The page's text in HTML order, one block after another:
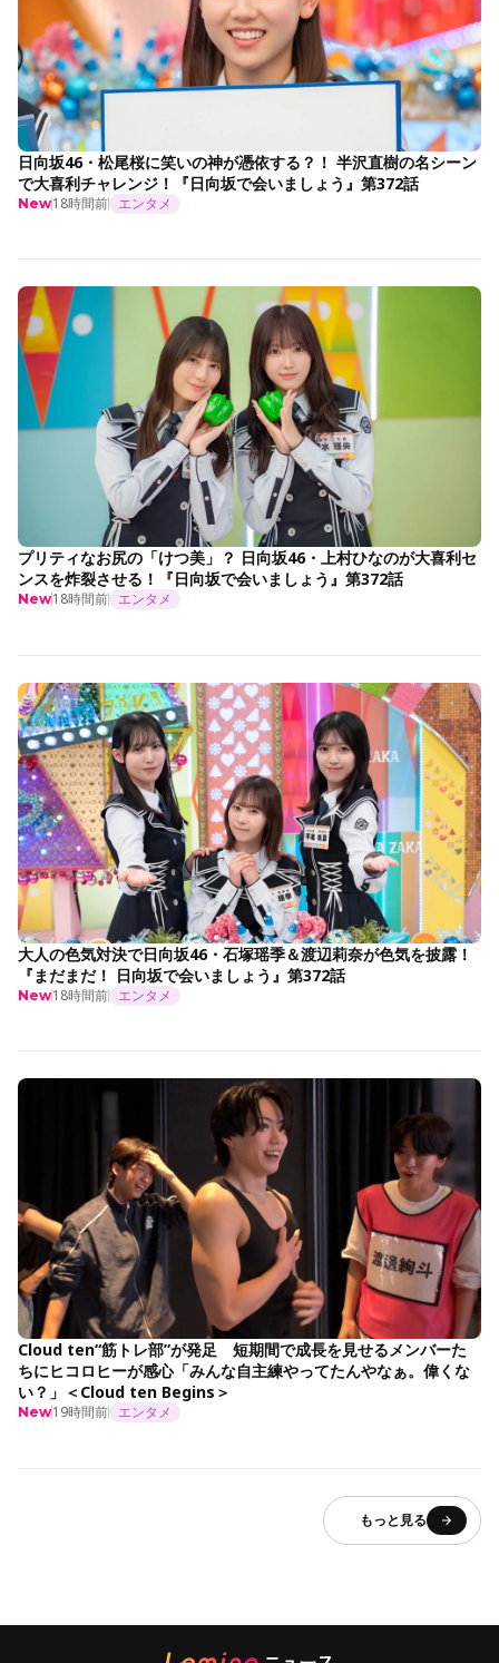
日向坂46・松尾桜に笑いの神が憑依する？！ 半沢直樹の名シーン
で大喜利チャレンジ！『日向坂で会いましょう』第372話
New18時間前 エンタメ
プリティなお尻の「けつ美」？ 日向坂46・上村ひなのが大喜利セ
ンスを炸裂させる！『日向坂で会いましょう』第372話
New18時間前 エンタメ
大人の色気対決で日向坂46・石塚瑶季＆渡辺莉奈が色気を披露！
『まだまだ！ 日向坂で会いましょう』第372話
New18時間前 エンタメ
Cloud ten“筋トレ部”が発足 短期間で成長を見せるメンバーた
ちにヒコロヒーが感心「みんな自主練やってたんやなぁ。偉くな
い？」＜Cloud ten Begins＞
New19時間前 エンタメ
もっと見る